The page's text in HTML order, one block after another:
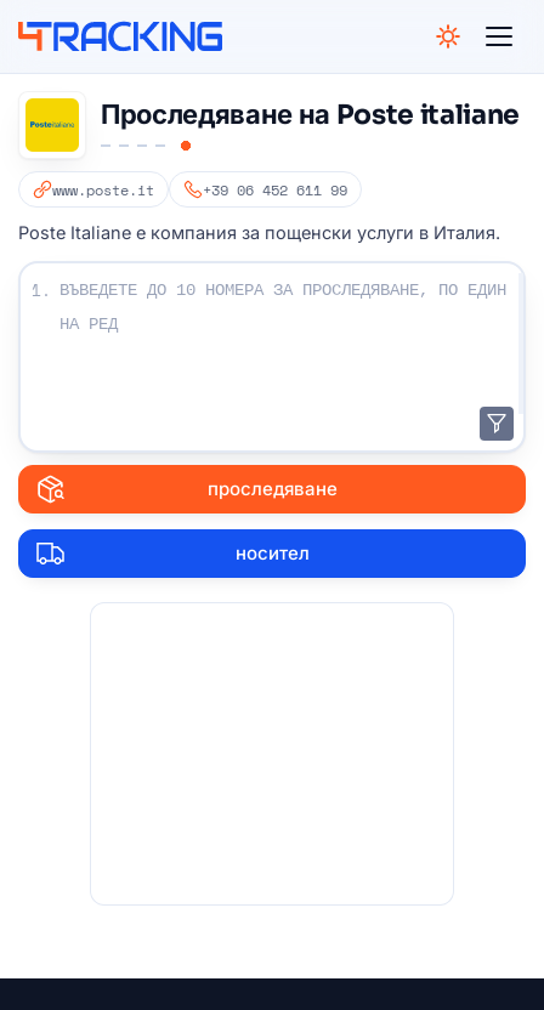
Проследяване на Poste italiane
www.poste.it +39 06 452 611 99
Poste Italiane е компания за пощенски услуги в Италия.
Въведете своите проследяващи номера:
1.
проследяване
носител